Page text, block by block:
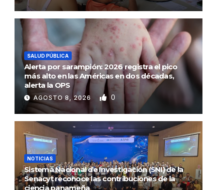
SALUD PÚBLICA
Alerta por sarampión: 2026 registra el pico
más alto en las Américas en dos décadas,
alerta la OPS
AGOSTO 8, 2026 0
NOTICIAS
Sistema Nacional de Investigación (SNI) de la
Senacyt reconoce las contribuciones de la
ciencia panameña